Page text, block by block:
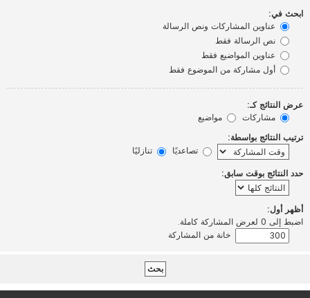
ابحث في:
عناوين المشاركات ونص الرسالة
نص الرسالة فقط
عناوين المواضيع فقط
أول مشاركة من الموضوع فقط
عرض النتائج كـ:
مشاركات
مواضيع
ترتيب النتائج بواسطة:
تصاعديًا
تنازليًا
حدد النتائج بوقت سابق:
أظهر أول:
اضبط إلى 0 لعرض المشاركة كاملة.
خانة من المشاركة